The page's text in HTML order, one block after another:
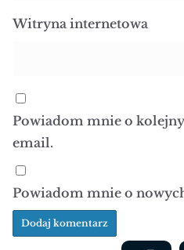
Witryna internetowa
Powiadom mnie o
email.
Powiadom mnie o